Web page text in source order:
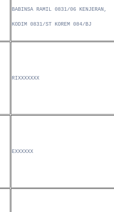
BABINSA RAMIL 0831/06 KENJERAN,
KODIM 0831/ST KOREM 084/BJ
RIXXXXXXX
EXXXXXX